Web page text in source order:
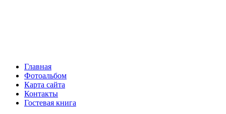
Главная
Фотоальбом
Карта сайта
Контакты
Гостевая книга